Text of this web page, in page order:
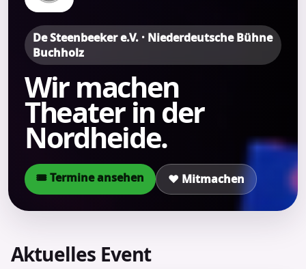
De Steenbeeker e.V. · Niederdeutsche Bühne
Buchholz
Wir machen
Theater in der
Nordheide.
🎟 Termine ansehen ❤️ Mitmachen
Aktuelles Event